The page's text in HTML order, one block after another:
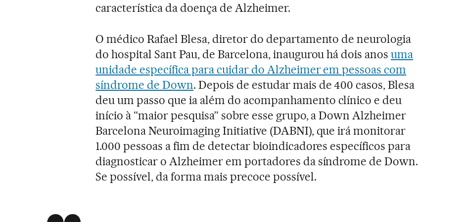
característica da doença de Alzheimer.
O médico Rafael Blesa, diretor do departamento de neurologia
do hospital Sant Pau, de Barcelona, inaugurou há dois anosuma
unidade específica para cuidar do Alzheimer em pessoas com
síndrome de Down. Depois de estudar mais de 400 casos, Blesa
deu um passo que ia além do acompanhamento clínico e deu
início à “maior pesquisa” sobre esse grupo, a Down Alzheimer
Barcelona Neuroimaging Initiative (DABNI), que irá monitorar
1.000 pessoas a fim de detectar bioindicadores específicos para
diagnosticar o Alzheimer em portadores da síndrome de Down.
Se possível, da forma mais precoce possível.